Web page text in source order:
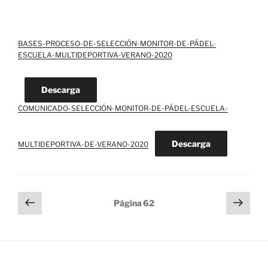
BASES-PROCESO-DE-SELECCIÓN-MONITOR-DE-PÁDEL-
ESCUELA-MULTIDEPORTIVA-VERANO-2020
Descarga
COMUNICADO-SELECCIÓN-MONITOR-DE-PÁDEL-ESCUELA-
MULTIDEPORTIVA-DE-VERANO-2020 Descarga
Paginación
de
Página
anterior
Página62